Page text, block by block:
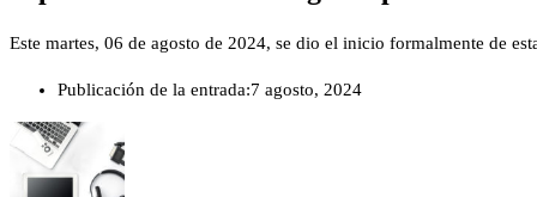
Este martes, 06 de agosto de 2024, se dio el inicio formalmente de
Publicación de la entrada:7 agosto, 2024